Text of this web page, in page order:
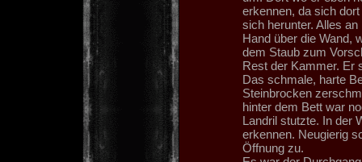
erkennen, da sich
sich herunter. Alles
Hand über die Wand,
dem Staub zum
Rest der Kammer. Er
Das schmale, harte
Steinbrocken
hinter dem Bett war
Landril stutzte. In der
erkennen. Neugierig
Öffnung zu.